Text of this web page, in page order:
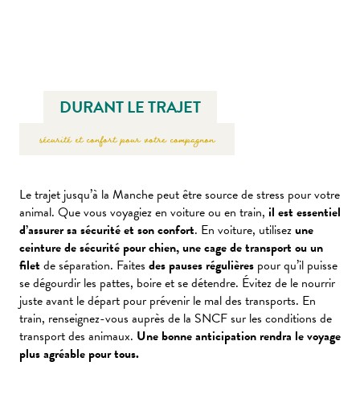
DURANT LE TRAJET
sécurité et confort pour votre compagnon
Le trajet jusqu’à la Manche peut être source de stress pour votre
animal. Que vous voyagiez en voiture ou en train, il est essentiel
d’assurer sa sécurité et son confort. En voiture, utilisezune
ceinture de sécurité pour chien, une cage de transport ou un
filet de séparation. Faites des pauses régulières pour qu’il puisse
se dégourdir les pattes, boire et se détendre. Évitez de le nourrir
juste avant le départ pour prévenir le mal des transports. En
train, renseignez-vous auprès de la SNCF sur les conditions de
transport des animaux. Une bonne anticipation rendra le voyage
plus agréable pour tous.